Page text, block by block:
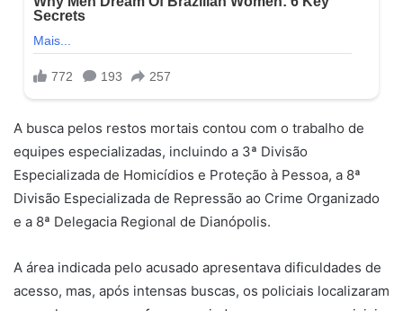
A busca pelos restos mortais contou com o trabalho de
equipes especializadas, incluindo a 3ª Divisão
Especializada de Homicídios e Proteção à Pessoa, a 8ª
Divisão Especializada de Repressão ao Crime Organizado
e a 8ª Delegacia Regional de Dianópolis.
A área indicada pelo acusado apresentava dificuldades de
acesso, mas, após intensas buscas, os policiais localizaram